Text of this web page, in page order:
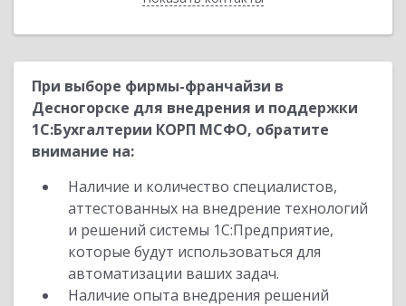
При выборе фирмы-франчайзи в
Десногорске для внедрения и поддержки
1С:Бухгалтерии КОРП МСФО, обратите
внимание на:
Наличие и количество специалистов,
аттестованных на внедрение технологий
и решений системы 1С:Предприятие,
которые будут использоваться для
автоматизации ваших задач.
Наличие опыта внедрения решений